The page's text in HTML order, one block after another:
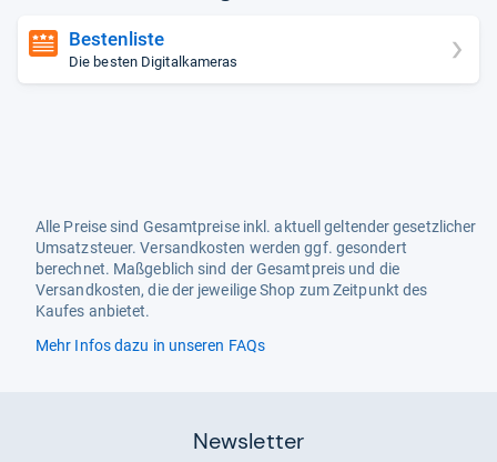
Bestenliste
Die besten Digitalkameras
Alle Preise sind Gesamtpreise inkl. aktuell geltender gesetzlicher
Umsatzsteuer. Versandkosten werden ggf. gesondert
berechnet. Maßgeblich sind der Gesamtpreis und die
Versandkosten, die der jeweilige Shop zum Zeitpunkt des
Kaufes anbietet.
Mehr Infos dazu in unseren FAQs
Newsletter